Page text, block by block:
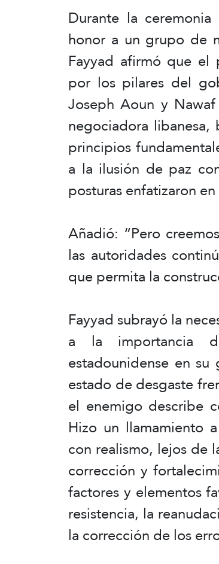
Durante la
honor a un grupo de
Fayyad afirmó que el
por los pilares del
Joseph Aoun y
negociadora
principios
a la ilusión de paz
posturas enfatizaron
Añadió: “Pero
las autoridades
que permita la
Fayyad subrayó la
a la importancia
estadounidense en
estado de desgaste
el enemigo describe
Hizo un llamamiento
con realismo, lejos de
corrección y
factores y elementos
resistencia, la
la corrección de los